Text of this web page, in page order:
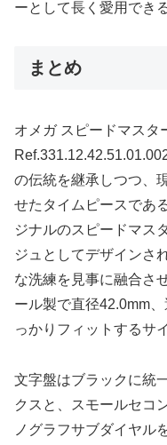
ーとして長く愛用でき
まとめ
オメガ スピードマスタ
の伝統を継承しつつ、
せたタイムピースであ
ジナルのスピードマス
ジュとしてデザインさ
な洗練を見事に融合さ
ール製で直径42.0mm
っかりフィットするサ
文字盤はブラックに統
クスと、スモールセコ
ノグラフサブダイヤル